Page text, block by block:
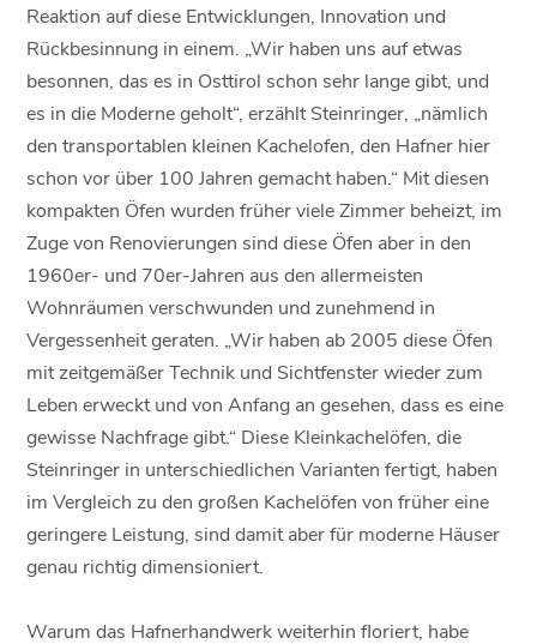
Reaktion auf diese Entwicklungen, Innovation und
Rückbesinnung in einem. „Wir haben uns auf etwas
besonnen, das es in Osttirol schon sehr lange gibt, und
es in die Moderne geholt“, erzählt Steinringer, „nämlich
den transportablen kleinen Kachelofen, den Hafner hier
schon vor über 100 Jahren gemacht haben.“ Mit diesen
kompakten Öfen wurden früher viele Zimmer beheizt, im
Zuge von Renovierungen sind diese Öfen aber in den
1960er- und 70er-Jahren aus den allermeisten
Wohnräumen verschwunden und zunehmend in
Vergessenheit geraten. „Wir haben ab 2005 diese Öfen
mit zeitgemäßer Technik und Sichtfenster wieder zum
Leben erweckt und von Anfang an gesehen, dass es eine
gewisse Nachfrage gibt.“ Diese Kleinkachelöfen, die
Steinringer in unterschiedlichen Varianten fertigt, haben
im Vergleich zu den großen Kachelöfen von früher eine
geringere Leistung, sind damit aber für moderne Häuser
genau richtig dimensioniert.
Warum das Hafnerhandwerk weiterhin floriert, habe